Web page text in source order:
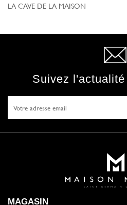
LA CAVE DE LA MAISON
Suivez
MAGASIN